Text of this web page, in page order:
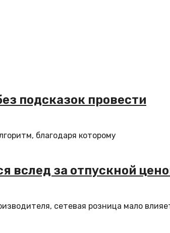
подсказок провести
благодаря которому
вслед за отпускной
сетевая розница мало